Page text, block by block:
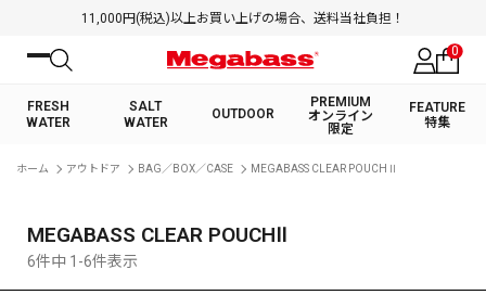
11,000円(税込)以上お買い上げの場合、送料当社負担！
0
FRESH
WATER
SALT
WATER
OUTDOOR
PREMIUM
オンライン
限定
FEATURE
特集
絞り込み検索
ホーム アウトドア BAG／BOX／CASE MEGABASS CLEAR POUCHⅡ
MEGABASS CLEAR POUCHⅡ
6件中 1-6件表示